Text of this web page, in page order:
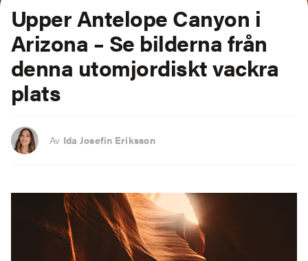
Upper Antelope Canyon i
Arizona – Se bilderna från
denna utomjordiskt vackra
plats
Av Ida Josefin Eriksson